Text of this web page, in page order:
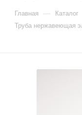
Главная — Каталог
Труба нержавеющая